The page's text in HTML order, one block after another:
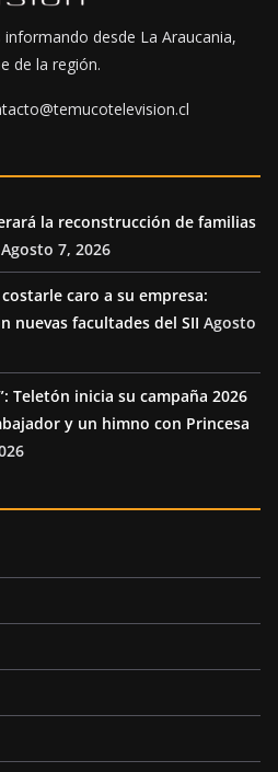
desde La Araucania,
de la región.
la reconstrucción de familias
Agosto 7, 2026
caro a su empresa:
nuevas facultades del SII Agosto
Teletón inicia su campaña 2026
y un himno con Princesa